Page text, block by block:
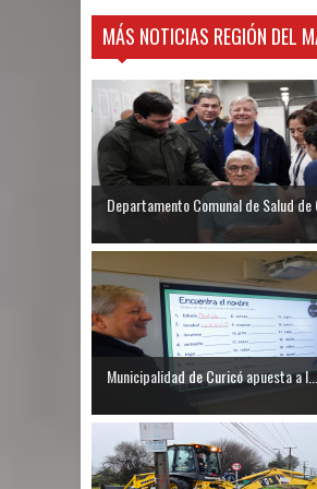
MÁS NOTICIAS REGIÓN DEL
Departamento Comunal de Salud de
Municipalidad de Curicó apuesta a l...